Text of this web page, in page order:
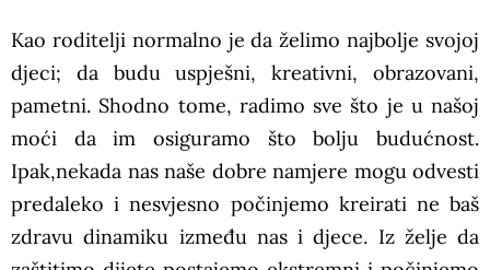
Kao roditelji normalno je da želimo najbolje svojoj
djeci; da budu uspješni, kreativni, obrazovani,
pametni. Shodno tome, radimo sve što je u našoj
moći da im osiguramo što bolju budućnost.
Ipak,nekada nas naše dobre namjere mogu odvesti
predaleko i nesvjesno počinjemo kreirati ne baš
zdravu dinamiku između nas i djece. Iz želje da